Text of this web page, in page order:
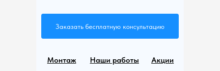
Заказать бесплатную консультацию
Монтаж Наши работы
Акции